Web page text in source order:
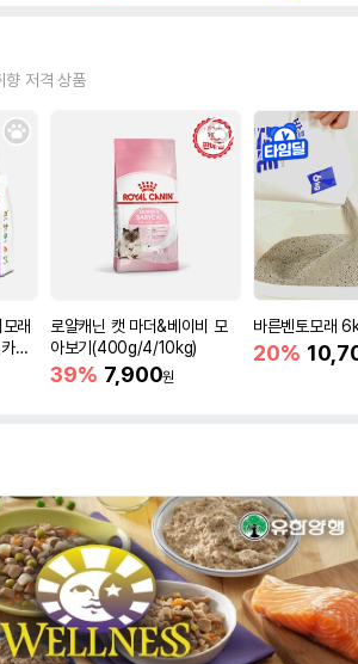
향 저격 상품
래
사
로얄캐닌 캣 마더&베이비 모
아보기(400g/4/10kg)
39% 7,900원
바른벤토모래
20%